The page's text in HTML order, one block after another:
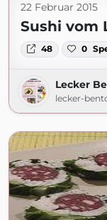
22 Februar 2015
Sushi vom
48 0
Lecker
lecker-